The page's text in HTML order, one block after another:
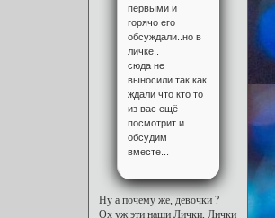
первыми и
горячо его
обсуждали..но в
личке..
сюда не
выносили так как
ждали что кто то
из вас ещё
посмотрит и
обсудим
вместе...
Ну а почему же, девочки ?
Ох уж эти наши Лички, Лички